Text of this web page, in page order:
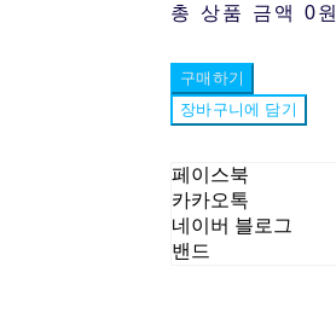
총 상품 금액
0원
구매하기
장바구니에 담기
페이스북
카카오톡
네이버 블로그
밴드